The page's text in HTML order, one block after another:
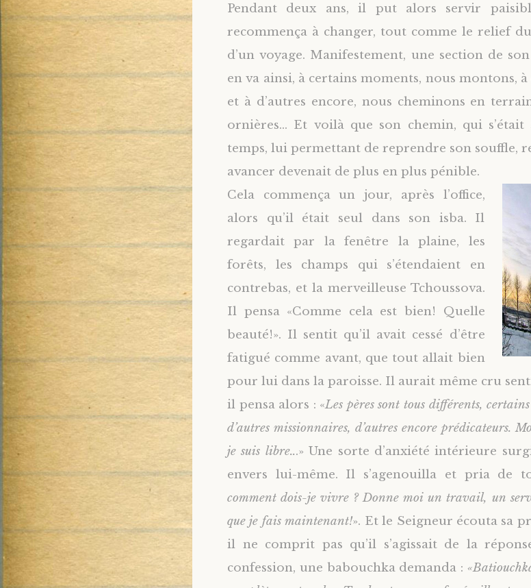
Pendant deux ans, il put alors servir
recommença à changer, tout comme le relief
d’un voyage. Manifestement, une section de
en va ainsi, à certains moments, nous montons, à
et à d’autres encore, nous cheminons en
ornières… Et voilà que son chemin, qui s’était
temps, lui permettant de reprendre son souffle,
avancer devenait de plus en plus pénible.
Cela commença un jour, après l’office,
alors qu’il était seul dans son isba. Il
regardait par la fenêtre la plaine, les
forêts, les champs qui s’étendaient en
contrebas, et la merveilleuse Tchoussova.
Il pensa «Comme cela est bien! Quelle
beauté!». Il sentit qu’il avait cessé d’être
fatigué comme avant, que tout allait bien
pour lui dans la paroisse. Il aurait même cru
il pensa alors : «Les pères sont tous différents,
d’autres missionnaires, d’autres encore prédicateurs.
je suis libre...» Une sorte d’anxiété intérieure
envers lui-même. Il s’agenouilla et pria de
comment dois-je vivre ? Donne moi un travail, un
que je fais maintenant!». Et le Seigneur écouta sa
il ne comprit pas qu’il s’agissait de la
confession, une babouchka demanda :